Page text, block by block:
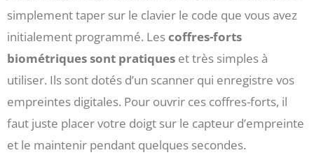
simplement taper sur le clavier le code que vous avez
initialement programmé. Lescoffres-forts
biométriques sont pratiques et très simples à
utiliser. Ils sont dotés d’un scanner qui enregistre vos
empreintes digitales. Pour ouvrir ces coffres-forts, il
faut juste placer votre doigt sur le capteur d’empreinte
et le maintenir pendant quelques secondes.